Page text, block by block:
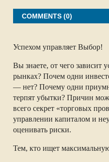
r
e
b
o
t
t
e
i
l
COMMENTS (0)
Успехом управляет Выбор!
Вы знаете, от чего зависит
рынках? Почем одни
— нет? Почему одни
терпят убытки? Причин
всего секрет «торговых
управлении капиталом и
оценивать риски.
Тем, кто ищет